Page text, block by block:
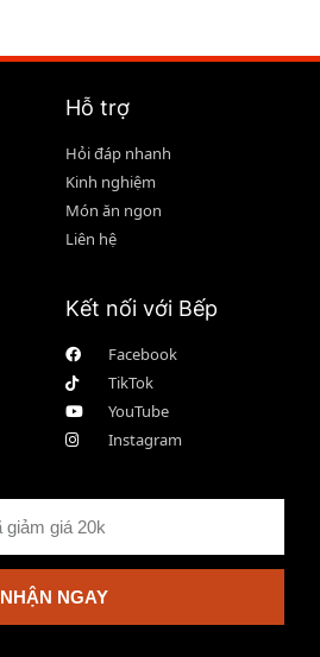
Hỗ trợ
Hỏi đáp nhanh
Kinh nghiệm
Món ăn ngon
Liên hệ
Kết nối với Bếp
Facebook
TikTok
YouTube
Instagram
NHẬN NGAY